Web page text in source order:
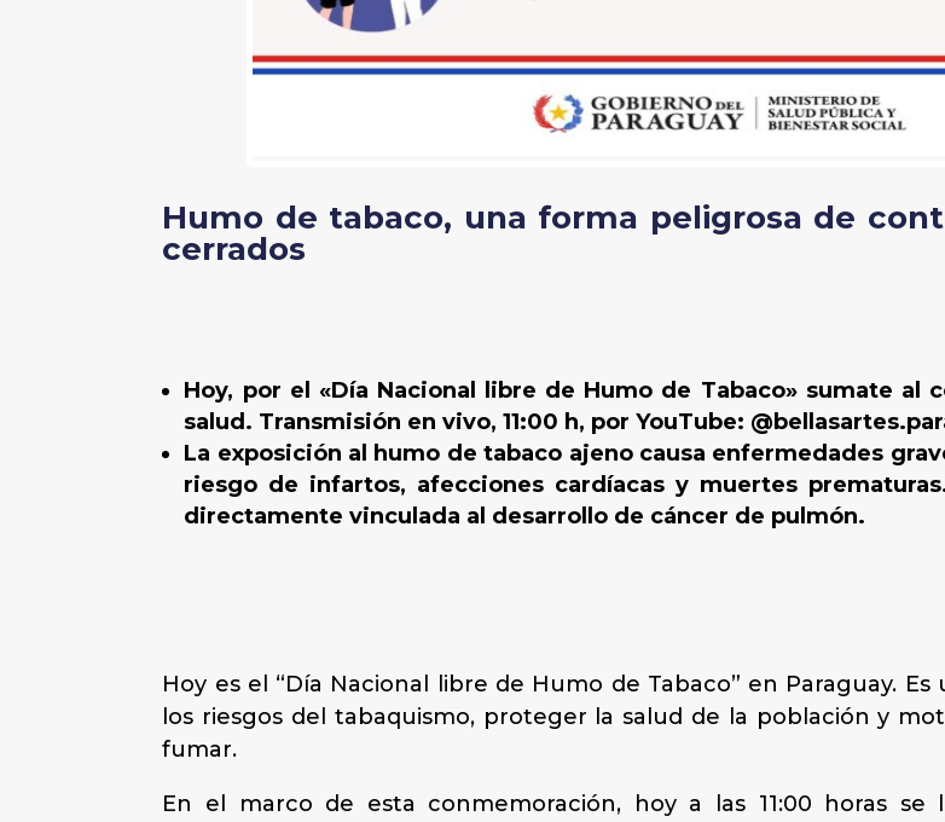
Humo de tabaco, una forma peligrosa de
cerrados
Hoy, por el «Día Nacional libre de Humo de Tabaco» sumate
salud. Transmisión en vivo, 11:00 h, por YouTube:
La exposición al humo de tabaco ajeno causa enfermedades
riesgo de infartos, afecciones cardíacas y muertes
directamente vinculada al desarrollo de cáncer de pulmón.
Hoy es el “Día Nacional libre de Humo de Tabaco” en Paraguay.
los riesgos del tabaquismo, proteger la salud de la población y
fumar.
En el marco de esta conmemoración, hoy a las 11:00 horas